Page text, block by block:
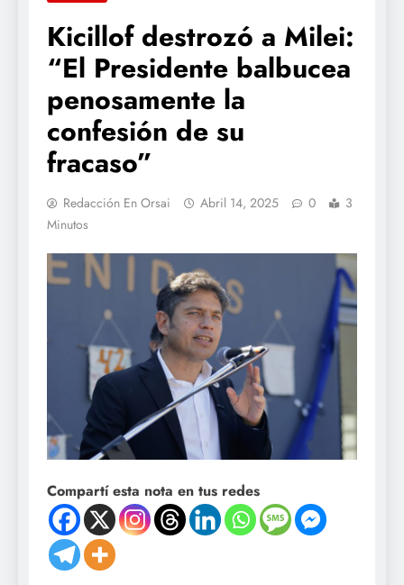
Kicillof destrozó a Milei:
“El Presidente balbucea
penosamente la
confesión de su
fracaso”
Redacción En Orsai Abril 14, 2025 0
3
Minutos
Compartí esta nota en tus redes